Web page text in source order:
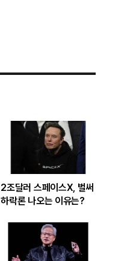
2조달러 스페이스X, 벌써
하락론 나오는 이유는?